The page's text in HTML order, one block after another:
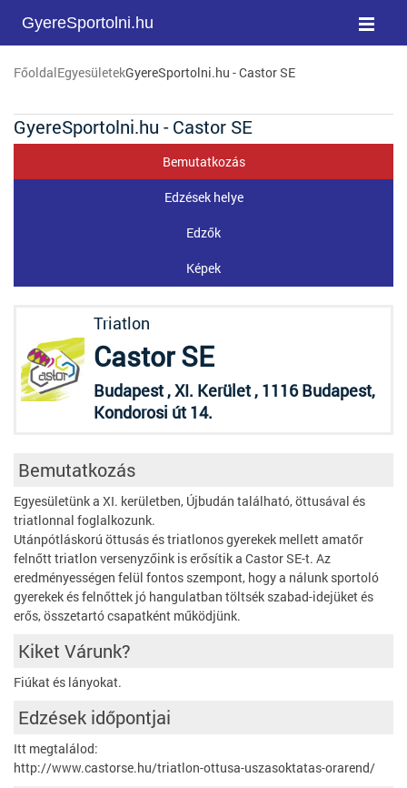
GyereSportolni.hu
FőoldalEgyesületekGyereSportolni.hu - Castor SE
GyereSportolni.hu - Castor SE
Bemutatkozás
Edzések helye
Edzők
Képek
Triatlon
Castor SE
Budapest , XI. Kerület , 1116 Budapest,
Kondorosi út 14.
Bemutatkozás
Egyesületünk a XI. kerületben, Újbudán található, öttusával és
triatlonnal foglalkozunk.
Utánpótláskorú öttusás és triatlonos gyerekek mellett amatőr
felnőtt triatlon versenyzőink is erősítik a Castor SE-t. Az
eredményességen felül fontos szempont, hogy a nálunk sportoló
gyerekek és felnőttek jó hangulatban töltsék szabad-idejüket és
erős, összetartó csapatként működjünk.
Kiket Várunk?
Fiúkat és lányokat.
Edzések időpontjai
Itt megtalálod:
http://www.castorse.hu/triatlon-ottusa-uszasoktatas-orarend/